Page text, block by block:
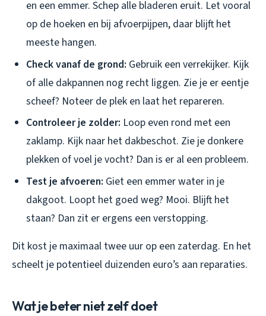
en een emmer. Schep alle bladeren eruit. Let vooral
op de hoeken en bij afvoerpijpen, daar blijft het
meeste hangen.
Check vanaf de grond: Gebruik een verrekijker. Kijk
of alle dakpannen nog recht liggen. Zie je er eentje
scheef? Noteer de plek en laat het repareren.
Controleer je zolder: Loop even rond met een
zaklamp. Kijk naar het dakbeschot. Zie je donkere
plekken of voel je vocht? Dan is er al een probleem.
Test je afvoeren: Giet een emmer water in je
dakgoot. Loopt het goed weg? Mooi. Blijft het
staan? Dan zit er ergens een verstopping.
Dit kost je maximaal twee uur op een zaterdag. En het
scheelt je potentieel duizenden euro’s aan reparaties.
Wat je beter niet zelf doet